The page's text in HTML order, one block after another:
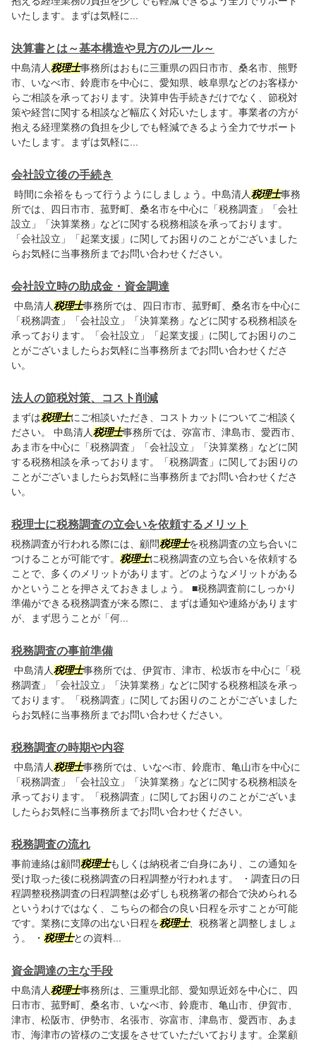
いたします。まずは気軽に...
決算書とは～基本構造や見方のルール～
中島清人税理士事務所はおもに三重県の四日市市、桑名市、熊野
市、いなべ市、鈴鹿市を中心に、愛知県、岐阜県などのお客様か
らご相談を承っております。決算申告手続きだけでなく、節税対
策や経営に関する相談など幅広く対応いたします。事業者の方が
抱える経理業務の負担を少しでも軽減できるよう全力でサポート
いたします。まずは気軽に...
会社設立後の手続き
時間に余裕をもって行うようにしましょう。中島清人税理士事務
所では、四日市市、菰野町、桑名市を中心に「税務調査」「会社
設立」「決算業務」などに関する税務相談を承っております。
「会社設立」「起業支援」に関してお困りのことがございました
らお気軽に当事務所までお問い合わせください。
会社設立時の助成金・資金調達
中島清人税理士事務所では、四日市市、菰野町、桑名市を中心に
「税務調査」「会社設立」「決算業務」などに関する税務相談を
承っております。「会社設立」「起業支援」に関してお困りのこ
とがございましたらお気軽に当事務所までお問い合わせくださ
い。
法人の節税対策、コスト削減
まずは税理士にご相談いただき、コストカットについてご相談く
ださい。 中島清人税理士事務所では、弥富市、津島市、愛西市、
あま市を中心に「税務調査」「会社設立」「決算業務」などに関
する税務相談を承っております。「税務調査」に関してお困りの
ことがございましたらお気軽に当事務所までお問い合わせくださ
い。
税理士に税務調査の立会いを依頼するメリット
税務調査が行われる際には、顧問税理士を税務調査の立ち合いに
つけることが可能です。 税理士に税務調査の立ち合いを依頼する
ことで、多くのメリットがあります。どのようなメリットがある
かということを押さえておきましょう。 ■税務調査前にしっかり
準備ができる税務調査が来る際に、まずは通知や連絡があります
が、まず思うことが「何...
税務調査の事前準備
中島清人税理士事務所では、伊賀市、津市、松坂市を中心に「税
務調査」「会社設立」「決算業務」などに関する税務相談を承っ
ております。「税務調査」に関してお困りのことがございました
らお気軽に当事務所までお問い合わせください。
税務調査の時期や内容
中島清人税理士事務所では、いなべ市、鈴鹿市、亀山市を中心に
「税務調査」「会社設立」「決算業務」などに関する税務相談を
承っております。「税務調査」に関してお困りのことがございま
したらお気軽に当事務所までお問い合わせください。
税務調査の流れ
事前連絡は顧問税理士もしくは納税者ご自身にあり、この通知を
受け取った後に税務調査の日程調整が行われます。 ・調査日の日
程調整税務調査の日程調整は必ずしも税務署の都合で決められる
というわけではなく、こちらの都合の良い日程を示すことが可能
です。業務に支障の出ない日程を税理士、税務署と調整しましょ
う。 ・ 税理士との資料...
資金調達の主な手段
中島清人税理士事務所は、三重県北部、愛知県近郊を中心に、四
日市市、菰野町、桑名市、いなべ市、鈴鹿市、亀山市、伊賀市、
津市、松阪市、伊勢市、名張市、弥富市、津島市、愛西市、あま
市、海津市の皆様のご支援をさせていただいております。企業顧